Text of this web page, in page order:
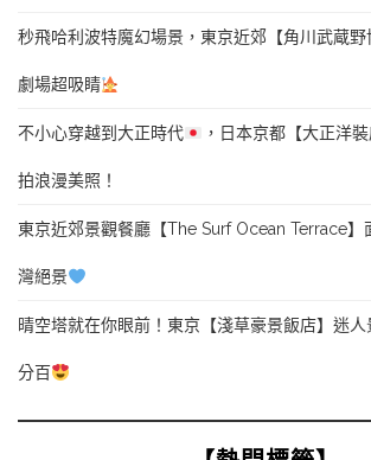
秒飛哈利波特魔幻場景，東京近郊【角川武蔵
劇場超吸睛
不小心穿越到大正時代 ，日本京都【大正洋
拍浪漫美照！
東京近郊景觀餐廳【The Surf Ocean Terrace】
灣絕景
晴空塔就在你眼前！東京【淺草豪景飯店】迷
分百